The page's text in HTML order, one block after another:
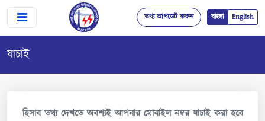
তথ্য আপডেট করুন বাংলা English
যাচাই
হিসাব তথ্য দেখতে অবশ্যই আপনার মোবাইল নম্বর যাচাই করা হবে